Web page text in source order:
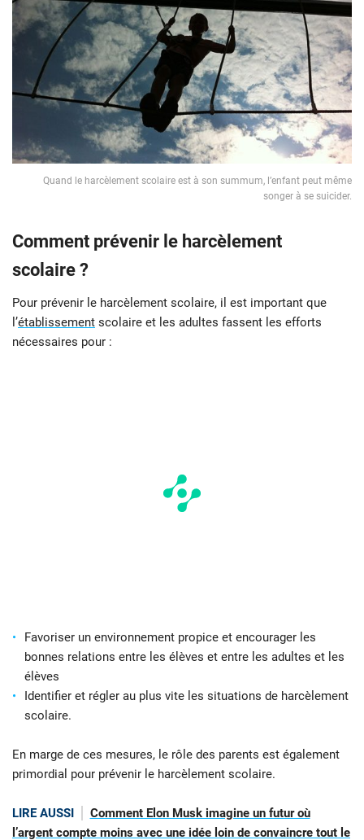
Quand le harcèlement scolaire est à son summum, l’enfant peut même
songer à se suicider.
Comment prévenir le harcèlement
scolaire ?
Pour prévenir le harcèlement scolaire, il est important que
l’établissement scolaire et les adultes fassent les efforts
nécessaires pour :
Favoriser un environnement propice et encourager les
bonnes relations entre les élèves et entre les adultes et les
élèves
Identifier et régler au plus vite les situations de harcèlement
scolaire.
En marge de ces mesures, le rôle des parents est également
primordial pour prévenir le harcèlement scolaire.
LIRE AUSSI
Comment Elon Musk imagine un futur où
l’argent compte moins avec une idée loin de convaincre tout le